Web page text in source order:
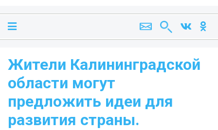
Жители Калининградской
области могут
предложить идеи для
развития страны.